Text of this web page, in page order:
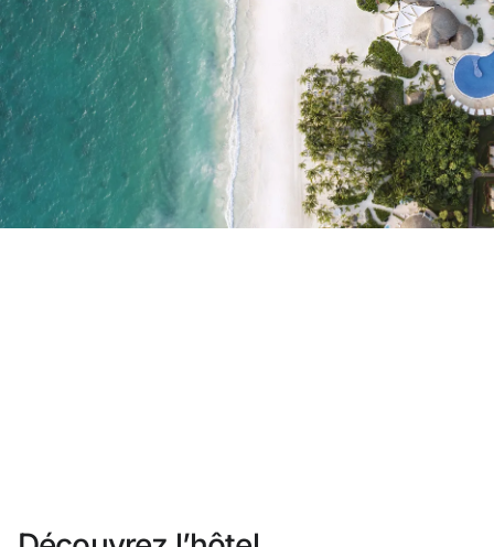
Vous n'êtes pas encore inscrit ?
Créer un compte
Profitez des avantages du programme